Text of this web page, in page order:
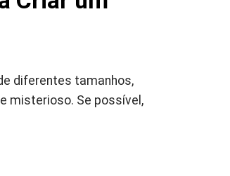
diferentes tamanhos,
misterioso. Se possível,